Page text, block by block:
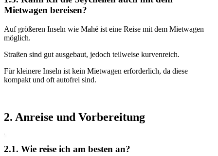
Mietwagen bereisen?
Auf größeren Inseln wie Mahé ist eine Reise mit dem Mietwagen
möglich.
Straßen sind gut ausgebaut, jedoch teilweise kurvenreich.
Für kleinere Inseln ist kein Mietwagen erforderlich, da diese
kompakt und oft autofrei sind.
2. Anreise und Vorbereitung
2.1. Wie reise ich am besten an?